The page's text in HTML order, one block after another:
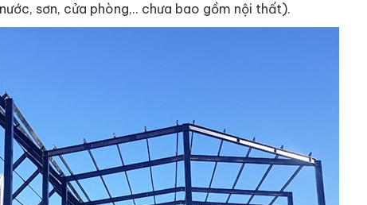
sơn, cửa phòng,.. chưa bao gồm nội thất).